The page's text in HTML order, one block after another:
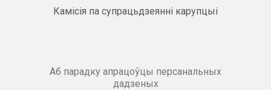
Камісія па супрацьдзеянні карупцыі
Аб парадку апрацоўцы персанальных
дадзеных